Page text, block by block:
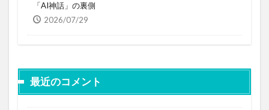
「AI神話」の裏側
2026/07/29
最近のコメント